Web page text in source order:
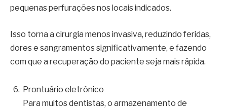
pequenas perfurações nos locais indicados.
Isso torna a cirurgia menos invasiva, reduzindo feridas,
dores e sangramentos significativamente, e fazendo
com que a recuperação do paciente seja mais rápida.
Prontuário eletrônico
Para muitos dentistas, o armazenamento de